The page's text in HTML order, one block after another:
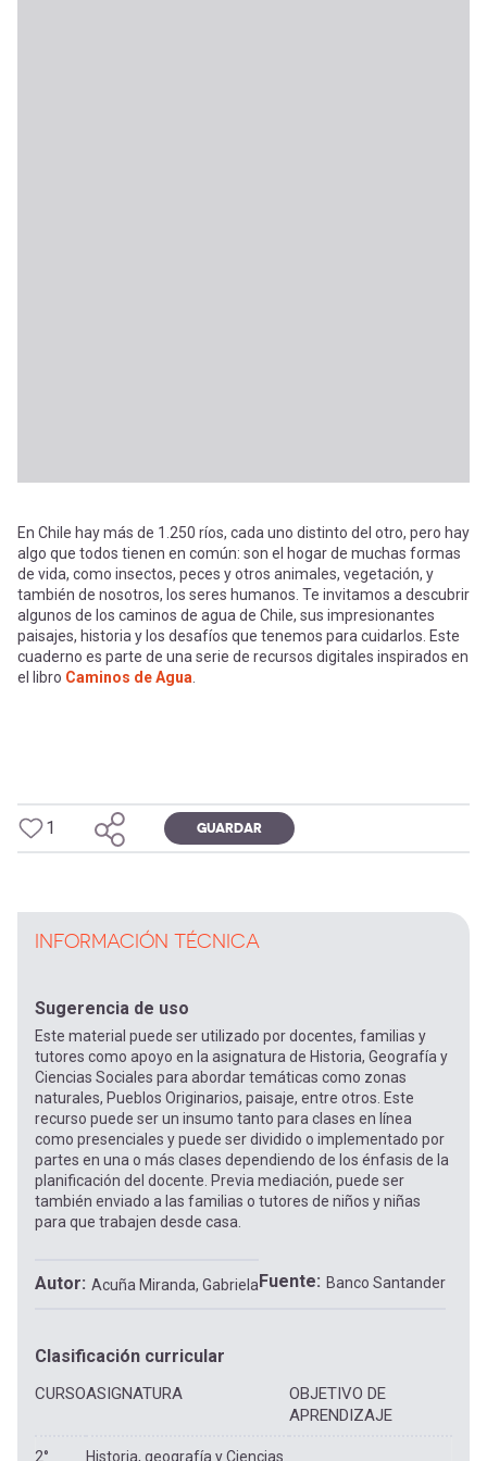
En Chile hay más de 1.250 ríos, cada uno distinto del otro, pero hay
algo que todos tienen en común: son el hogar de muchas formas
de vida, como insectos, peces y otros animales, vegetación, y
también de nosotros, los seres humanos. Te invitamos a descubrir
algunos de los caminos de agua de Chile, sus impresionantes
paisajes, historia y los desafíos que tenemos para cuidarlos. Este
cuaderno es parte de una serie de recursos digitales inspirados en
el libro Caminos de Agua
1 GUARDAR
INFORMACIÓN TÉCNICA
Sugerencia de uso
Este material puede ser utilizado por docentes, familias y
tutores como apoyo en la asignatura de Historia, Geografía y
Ciencias Sociales para abordar temáticas como zonas
naturales, Pueblos Originarios, paisaje, entre otros. Este
recurso puede ser un insumo tanto para clases en línea
como presenciales y puede ser dividido o implementado por
partes en una o más clases dependiendo de los énfasis de la
planificación del docente. Previa mediación, puede ser
también enviado a las familias o tutores de niños y niñas
para que trabajen desde casa.
Autor Acuña Miranda, GabrielaFuente Banco Santander
Clasificación curricular
CURSOASIGNATURA
OBJETIVO DE
APRENDIZAJE
2° Historia, geografía y Ciencias